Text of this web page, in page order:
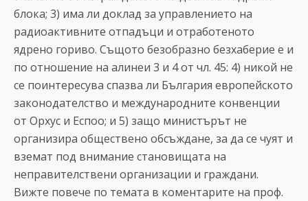
блока; 3) има ли доклад за управлението на
радиоактивните отпадъци и отработеното
ядрено гориво. Същото безобразно безхаберие е и
по отношение на алинеи 3 и 4 от чл. 45: 4) никой не
се поинтересува спазва ли България европейското
законодателство и международните конвенции
от Орхус и Еспоо; и 5) защо министърът не
организира обществено обсъждане, за да се чуят и
вземат под внимание становищата на
неправителствени организации и граждани.
Вижте повече по темата в коментарите на проф.